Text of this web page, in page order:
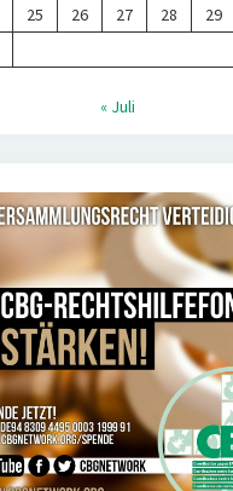
25 26 27 28 29
« Juli